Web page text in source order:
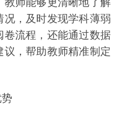
师能够更清晰地了解
，及时发现学科薄弱
流程，还能通过数据
，帮助教师精准制定